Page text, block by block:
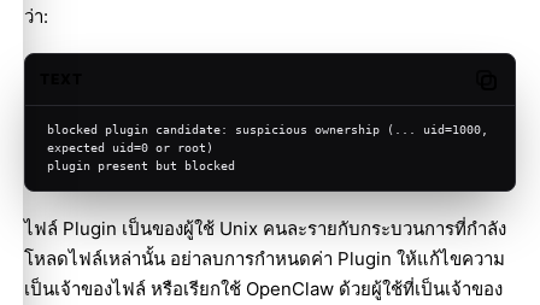
ว่า:
blocked plugin candidate: suspicious ownership (... uid=1000,
expected uid=0 or root)
plugin present but blocked
ไฟล์ Plugin เป็นของผู้ใช้ Unix คนละรายกับกระบวนการที่กำลัง
โหลดไฟล์เหล่านั้น อย่าลบการกำหนดค่า Plugin ให้แก้ไขความ
เป็นเจ้าของไฟล์ หรือเรียกใช้ OpenClaw ด้วยผู้ใช้ที่เป็นเจ้าของ